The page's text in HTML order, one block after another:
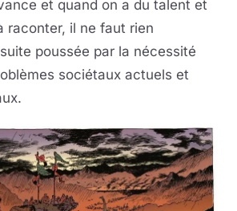
et quand on a du talent et
raconter, il ne faut rien
poussée par la nécessité
sociétaux actuels et